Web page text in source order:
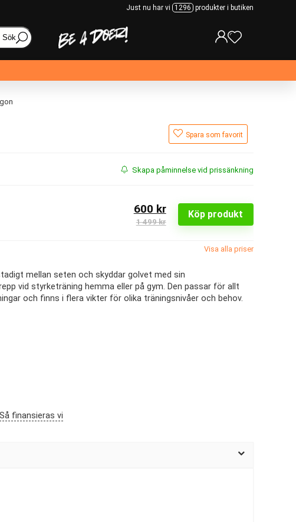
Just nu har vi 1296 produkter i butiken
Sök
Spara som favorit
Skapa påminnelse vid prissänkning
Köp produkt
600 kr
1 499 kr
Visa alla priser
mellan seten och skyddar golvet med sin
vid styrketräning hemma eller på gym. Den passar för allt
och finns i flera vikter för olika träningsnivåer och behov.
Så finansieras vi